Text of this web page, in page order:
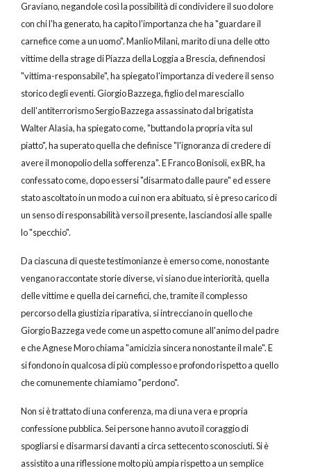
Graviano, negandole così la possibilità di condividere il suo dolore
con chi l'ha generato, ha capito l'importanza che ha "guardare il
carnefice come a un uomo". Manlio Milani, marito di una delle otto
vittime della strage di Piazza della Loggia a Brescia, definendosi
"vittima-responsabile", ha spiegato l'importanza di vedere il senso
storico degli eventi. Giorgio Bazzega, figlio del maresciallo
dell'antiterrorismo Sergio Bazzega assassinato dal brigatista
Walter Alasia, ha spiegato come, "buttando la propria vita sul
piatto", ha superato quella che definisce "l'ignoranza di credere di
avere il monopolio della sofferenza". E Franco Bonisoli, ex BR, ha
confessato come, dopo essersi "disarmato dalle paure" ed essere
stato ascoltato in un modo a cui non era abituato, si è preso carico di
un senso di responsabilità verso il presente, lasciandosi alle spalle
lo "specchio".
Da ciascuna di queste testimonianze è emerso come, nonostante
vengano raccontate storie diverse, vi siano due interiorità, quella
delle vittime e quella dei carnefici, che, tramite il complesso
percorso della giustizia riparativa, si intrecciano in quello che
Giorgio Bazzega vede come un aspetto comune all'animo del padre
e che Agnese Moro chiama "amicizia sincera nonostante il male". E
si fondono in qualcosa di più complesso e profondo rispetto a quello
che comunemente chiamiamo "perdono".
Non si è trattato di una conferenza, ma di una vera e propria
confessione pubblica. Sei persone hanno avuto il coraggio di
spogliarsi e disarmarsi davanti a circa settecento sconosciuti. Si è
assistito a una riflessione molto più ampia rispetto a un semplice